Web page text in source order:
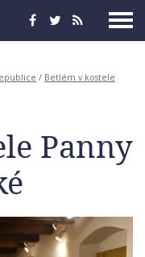
/ Betlém v kostele
Panny